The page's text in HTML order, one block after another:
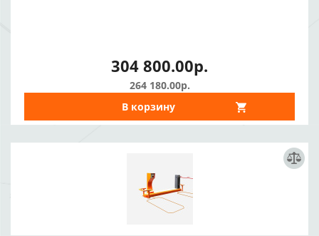
304 800.00р.
264 180.00р.
В корзину